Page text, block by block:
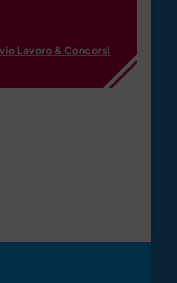
Lavoro & Concorsi